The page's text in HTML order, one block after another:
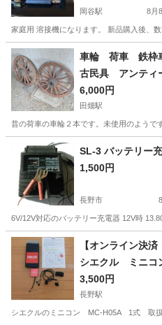
岡谷駅 8月
家庭用 溶接機になります。 新品購入後、
長野 岡谷市 岡谷駅 その他
車輪 荷車 鉄枠
古民具 アンティ
6,000円
田畑駅
昔の荷車の車輪２本です。未使用のようで
長野 上伊那郡 田畑駅 タイヤ
SL-3 バッテリー
1,500円
長野市
6V/12V対応のバッテリー充電器 12V時
長野 長野市 メンテナンス用品
【オンライン決
シエクル ミニ
3,500円
長野駅
シエクルのミニコン MC-H05A 1式 取